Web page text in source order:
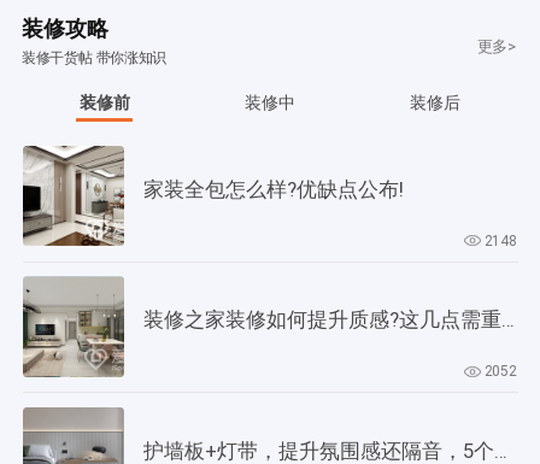
装修攻略
装修干货帖 带你涨知识
更多>
装修前 装修中 装修后
家装全包怎么样?优缺点公布!
2148
装修之家装修如何提升质感?这几点需重视起来
2052